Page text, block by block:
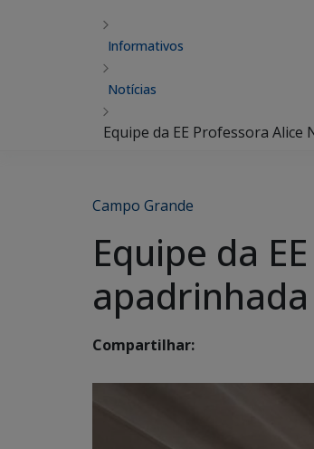
Informativos
Notícias
Equipe da EE Professora
Campo Grande
Equipe da
Compartilhar: